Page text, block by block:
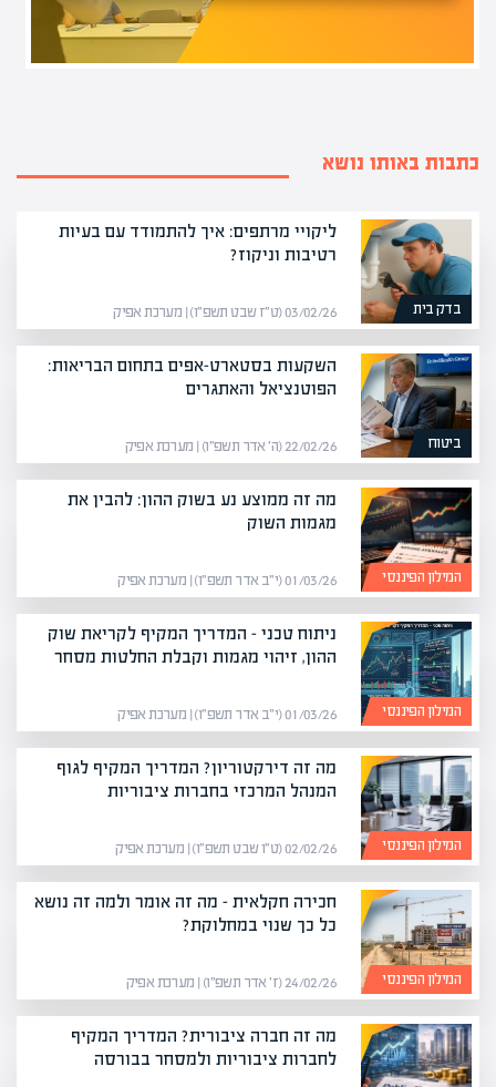
כתבות באותו נושא
בדק בית
ליקויי מרתפים: איך להתמודד עם בעיות
רטיבות וניקוז?
03/02/26 (ט״ז שבט תשפ״ו) | מערכת אפיק
ביטוח
השקעות בסטארט-אפים בתחום הבריאות:
הפוטנציאל והאתגרים
22/02/26 (ה׳ אדר תשפ״ו) | מערכת אפיק
המילון הפיננסי
מה זה ממוצע נע בשוק ההון: להבין את
מגמות השוק
01/03/26 (י״ב אדר תשפ״ו) | מערכת אפיק
המילון הפיננסי
ניתוח טכני – המדריך המקיף לקריאת שוק
ההון, זיהוי מגמות וקבלת החלטות מסחר
01/03/26 (י״ב אדר תשפ״ו) | מערכת אפיק
המילון הפיננסי
מה זה דירקטוריון? המדריך המקיף לגוף
המנהל המרכזי בחברות ציבוריות
02/02/26 (ט״ו שבט תשפ״ו) | מערכת אפיק
המילון הפיננסי
חכירה חקלאית – מה זה אומר ולמה זה נושא
כל כך שנוי במחלוקת?
24/02/26 (ז׳ אדר תשפ״ו) | מערכת אפיק
מה זה חברה ציבורית? המדריך המקיף
לחברות ציבוריות ולמסחר בבורסה